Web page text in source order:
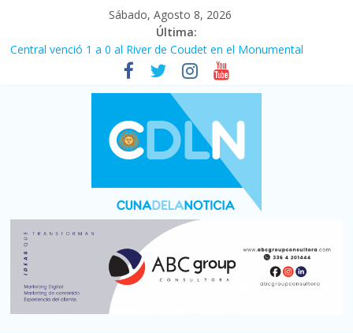
Sábado, Agosto 8, 2026
Última:
Central venció 1 a 0 al River de Coudet en el Monumental
La morosidad alcanzó su nivel más alto en dos décadas y ya
afecta a 400 mil deudores en Santa Fe
Desde que asumió Milei cerraron 41.000 kioscos: el sector
denuncia crisis como en 2001
Vacaciones de invierno con más movimiento y consumo
turístico: 4,6 millones de personas viajaron por el país, un 5,9%
Fuerte caída de la venta de autos usados en julio: bajó un 12,6%